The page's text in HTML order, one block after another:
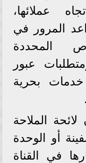
عملائها،
المرور في
المحددة
عبور
بحرية
الملاحة
أو الوحدة
في القناة